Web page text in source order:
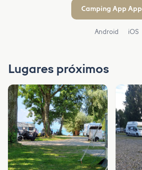
Camping App App
Android iOS
Lugares próximos